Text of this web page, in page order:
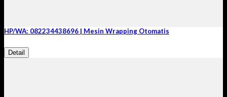
HP/WA: 082234438696 | Mesin Wrapping Otomatis
Detail